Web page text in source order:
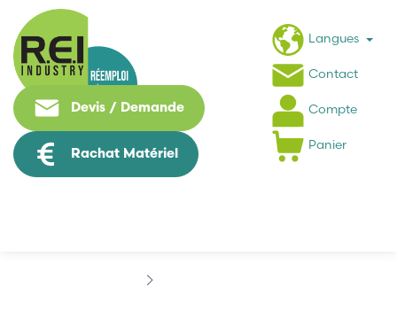
Devis / Demande
Rachat Matériel
Langues
Contact
Compte
Panier